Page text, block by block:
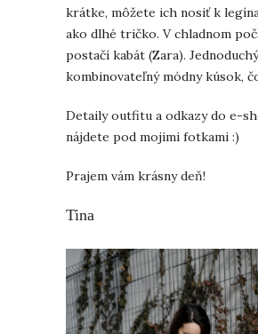
krátke, môžete ich nosiť k
ako dlhé tričko. V chladnom
postačí kabát (Zara).
kombinovateľný módny kúsok,
Detaily outfitu a odkazy do e-
nájdete pod mojimi fotkami :)
Prajem vám krásny deň!
Tina